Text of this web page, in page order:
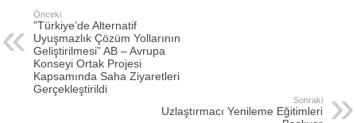
Önceki
”Türkiye’de Alternatif
Uyuşmazlık Çözüm Yollarının
Geliştirilmesi” AB – Avrupa
Konseyi Ortak Projesi
Kapsamında Saha Ziyaretleri
Gerçekleştirildi
Sonraki
Uzlaştırmacı Yenileme Eğitimleri